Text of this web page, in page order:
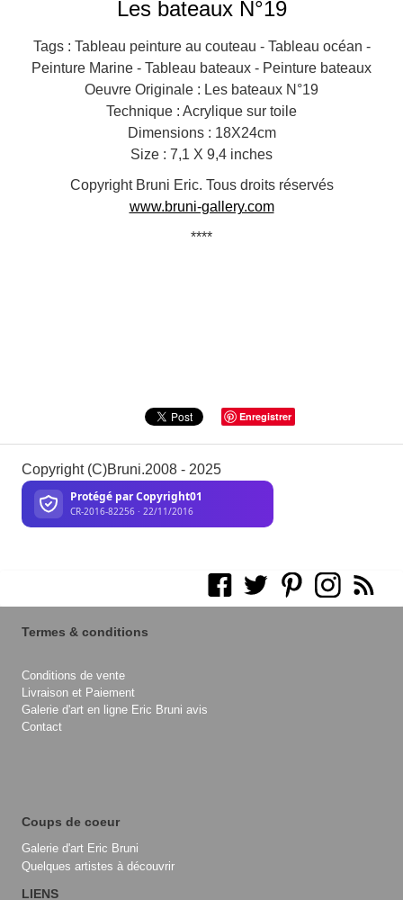
Les bateaux N°19
Tags : Tableau peinture au couteau - Tableau océan -
Peinture Marine - Tableau bateaux - Peinture bateaux
Oeuvre Originale : Les bateaux N°19
Technique : Acrylique sur toile
Dimensions : 18X24cm
Size : 7,1 X 9,4 inches
Copyright Bruni Eric. Tous droits réservés
www.bruni-gallery.com
****
Enregistrer
Copyright (C)Bruni.2008 - 2025
Termes & conditions
Conditions de vente
Livraison et Paiement
Galerie d'art en ligne Eric Bruni avis
Contact
Coups de coeur
Galerie d'art Eric Bruni
Quelques artistes à découvrir
LIENS